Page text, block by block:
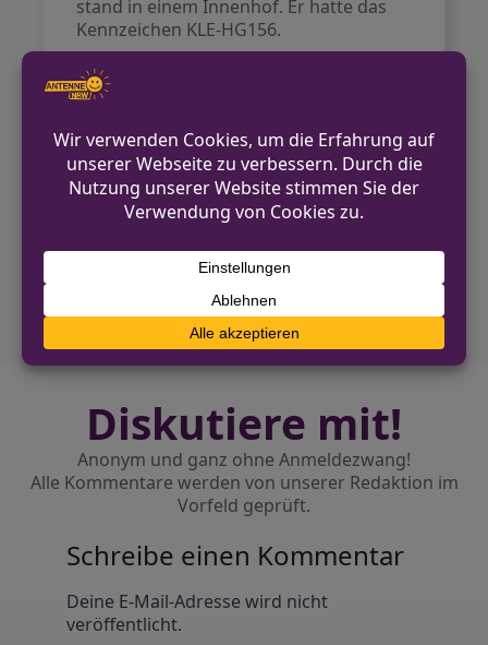
stand in einem Innenhof. Er hatte das
Kennzeichen KLE-HG156.
Die Polizei sucht Zeugen, die in dieser
Zeit ungewöhnliche Beobachtungen
VORHERIGER BEITRAG
Einbruch in Gaststätte am Flughafen Rheine
NÄCHSTER BEITRAG
Einbruch in Pfarrbüro in Nordwalde
Diskutiere mit!
Anonym und ganz ohne Anmeldezwang!
Alle Kommentare werden von unserer Redaktion im
Vorfeld geprüft.
Schreibe einen Kommentar
Deine E-Mail-Adresse wird nicht
veröffentlicht.